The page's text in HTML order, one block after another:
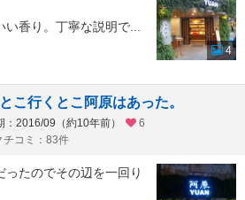
い香り。丁寧な説明で...
4
こ行くとこ阿原はあった。
：2016/09（約10年前）
6
チコミ：83件
たのでその辺を一回り